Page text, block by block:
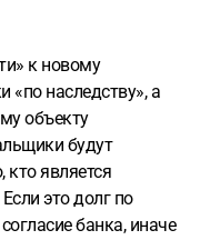
к новому
«по наследству», а
объекту
будут
кто является
это долг по
банка, иначе